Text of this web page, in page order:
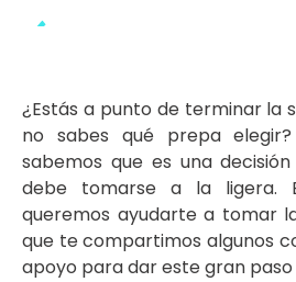
¿Estás a punto de terminar la
no sabes qué prepa
sabemos que es una
debe tomarse a la ligera.
queremos ayudarte a tomar
que te compartimos algunos
apoyo para dar este gran paso